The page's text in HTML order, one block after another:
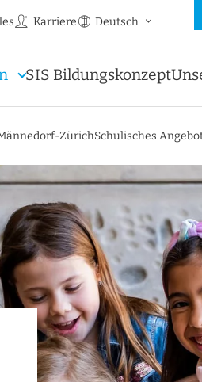
Karriere Deutsch
SIS Bildungskonzept
ZürichSchulisches